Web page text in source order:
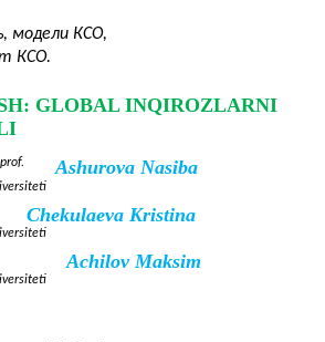
модели КСО,
КСО.
GLOBAL INQIROZLARNI
Ashurova Nasiba
Chekulaeva Kristina
Achilov Maksim